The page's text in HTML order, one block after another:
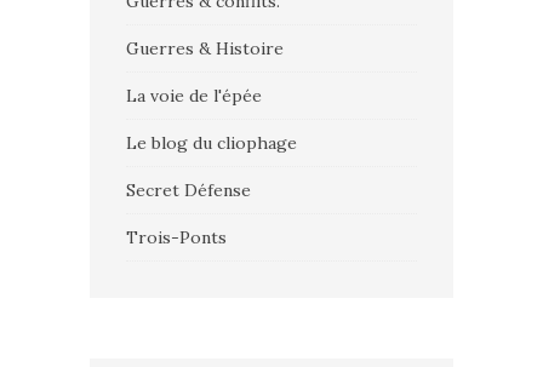
Guerres & Histoire
La voie de l'épée
Le blog du cliophage
Secret Défense
Trois-Ponts